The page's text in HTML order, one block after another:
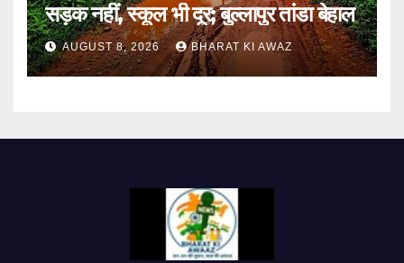
सड़क नहीं, स्कूल भी दूर; बुल्लापुर तांडा बेहाल
AUGUST 8, 2026 BHARAT KI AWAZ